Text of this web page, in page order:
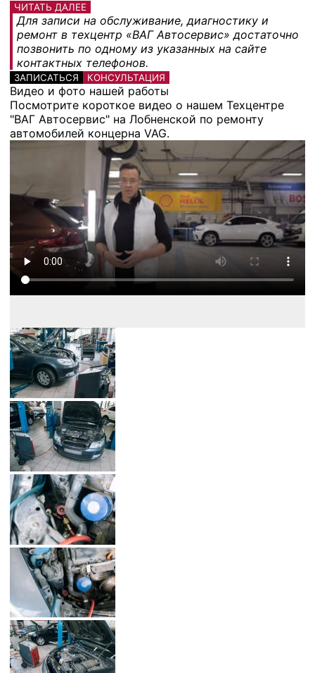
ЧИТАТЬ ДАЛЕЕ
Для записи на обслуживание, диагностику и
ремонт в техцентр «ВАГ Автосервис» достаточно
позвонить по одному из указанных на сайте
контактных телефонов.
ЗАПИСАТЬСЯ КОНСУЛЬТАЦИЯ
Видео и фото нашей работы
Посмотрите короткое видео о нашем Техцентре
"ВАГ Автосервис" на Лобненской по ремонту
автомобилей концерна VAG.